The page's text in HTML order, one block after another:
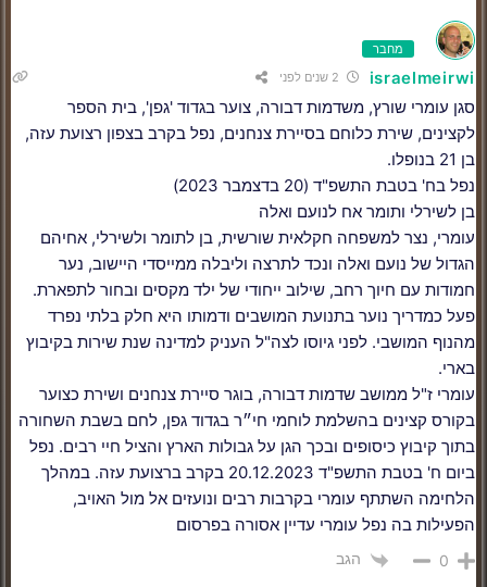
מחבר
israelmeirwi
סגן עומרי שורץ, משדמות דבורה, צוער בגדוד 'גפן', בית הספר
לקצינים, שירת כלוחם בסיירת צנחנים, נפל בקרב בצפון רצועת עזה,
בן 21 בנופלו.
נפל בח' בטבת התשפ"ד (20 בדצמבר 2023)
בן לשירלי ותומר אח לנועם ואלה
עומרי, נצר למשפחה חקלאית שורשית, בן לתומר ולשירלי, אחיהם
הגדול של נועם ואלה ונכד לתרצה וליבלה ממייסדי היישוב, נער
חמודות עם חיוך רחב, שילוב ייחודי של ילד מקסים ובחור לתפארת.
פעל כמדריך נוער בתנועת המושבים ודמותו היא חלק בלתי נפרד
מהנוף המושבי. לפני גיוסו לצה"ל העניק למדינה שנת שירות בקיבוץ
בארי.
עומרי ז"ל ממושב שדמות דבורה, בוגר סיירת צנחנים ושירת כצוער
בקורס קצינים בהשלמת לוחמי חי״ר בגדוד גפן, לחם בשבת השחורה
בתוך קיבוץ כיסופים ובכך הגן על גבולות הארץ והציל חיי רבים. נפל
ביום ח' בטבת התשפ"ד 20.12.2023 בקרב ברצועת עזה. במהלך
הלחימה השתתף עומרי בקרבות רבים ונועזים אל מול האויב,
הפעילות בה נפל עומרי עדיין אסורה בפרסום
0 הגב